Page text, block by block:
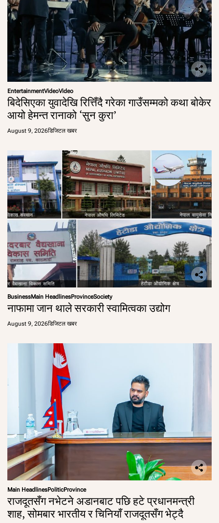
EntertainmentVideoVideo
बिदेसिएका युवादेखि रित्तिँदै गरेका गाउँसम्मको कथा बोकेर
आयो हेमन्त रानाको ‘सुन कुरा’
August 9, 2026डिजिटल खबर
BusinessMain HeadlinesProvinceSociety
नाफामा जान थाले सरकारी स्वामित्वका उद्योग
August 9, 2026डिजिटल खबर
Main HeadlinesPoliticProvince
राजदूतसँग नभेटने अडानबाट पछि हटे प्रधानमन्त्री
शाह, सोमबार भारतीय र चिनियाँ राजदूतसँग भेट्दै